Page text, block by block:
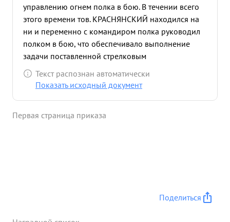
управлению огнем полка в бою. В течении всего
этого времени тов. КРАСНЯНСКИЙ находился на
ни и переменно с командиром полка руководил
полком в бою, что обеспечивало выполнение
задачи поставленной стрелковым
подразделением и нанесению большого
поражения в живой силе и технике врага. За это
минометных батарей При отражении контратак
Текст распознан автоматически
Показать исходный документ
Первая страница приказа
Поделиться